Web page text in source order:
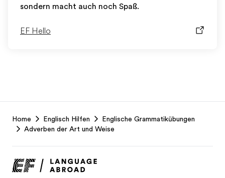
sondern macht auch noch Spaß.
EF Hello
Footer
Home Englisch Hilfen
Englische Grammatikübungen
Adverben der Art und Weise